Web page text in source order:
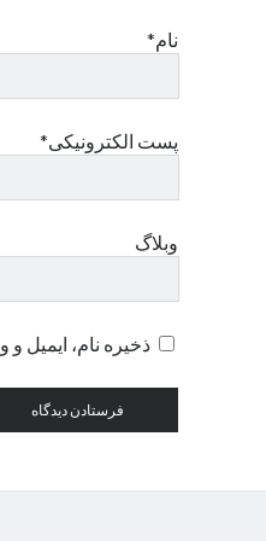
نام*
پست الکترونیکی*
وبلاگ
ذخیره نام، ایمیل